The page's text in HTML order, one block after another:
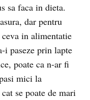
sa faca in dieta.
dar pentru
in alimentatie
i paseze prin lapte
poate ca n-ar fi
mici la
se poate de mari